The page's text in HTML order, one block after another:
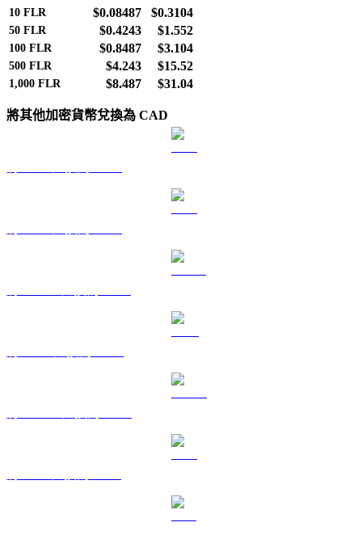
10 FLR $0.08487 $0.3104
50 FLR $0.4243 $1.552
100 FLR $0.8487 $3.104
500 FLR $4.243 $15.52
1,000 FLR $8.487 $31.04
將其他加密貨幣兌換為 CAD